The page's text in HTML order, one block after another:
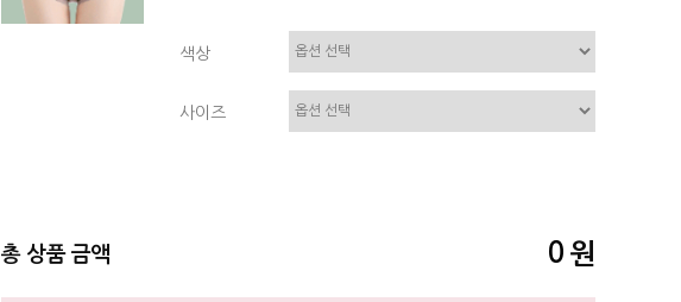
색상
사이즈
총 상품 금액 0 원